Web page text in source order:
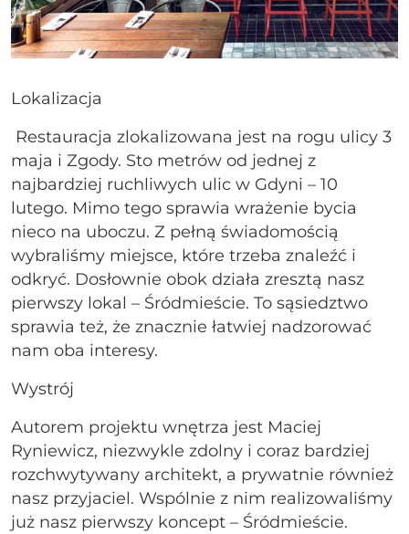
Lokalizacja
Restauracja zlokalizowana jest na rogu ulicy 3
maja i Zgody. Sto metrów od jednej z
najbardziej ruchliwych ulic w Gdyni – 10
lutego. Mimo tego sprawia wrażenie bycia
nieco na uboczu. Z pełną świadomością
wybraliśmy miejsce, które trzeba znaleźć i
odkryć. Dosłownie obok działa zresztą nasz
pierwszy lokal – Śródmieście. To sąsiedztwo
sprawia też, że znacznie łatwiej nadzorować
nam oba interesy.
Wystrój
Autorem projektu wnętrza jest Maciej
Ryniewicz, niezwykle zdolny i coraz bardziej
rozchwytywany architekt, a prywatnie również
nasz przyjaciel. Wspólnie z nim realizowaliśmy
już nasz pierwszy koncept – Śródmieście.